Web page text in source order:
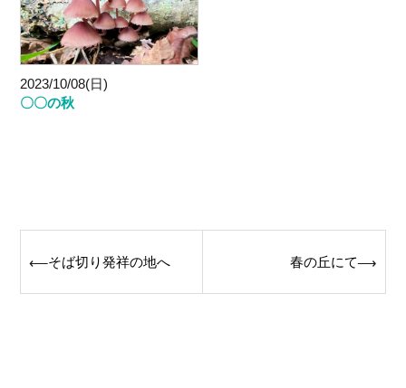
2023/10/08(日)
〇〇の秋
Post
navigation
⟵そば切り発祥の地へ 春の丘にて⟶